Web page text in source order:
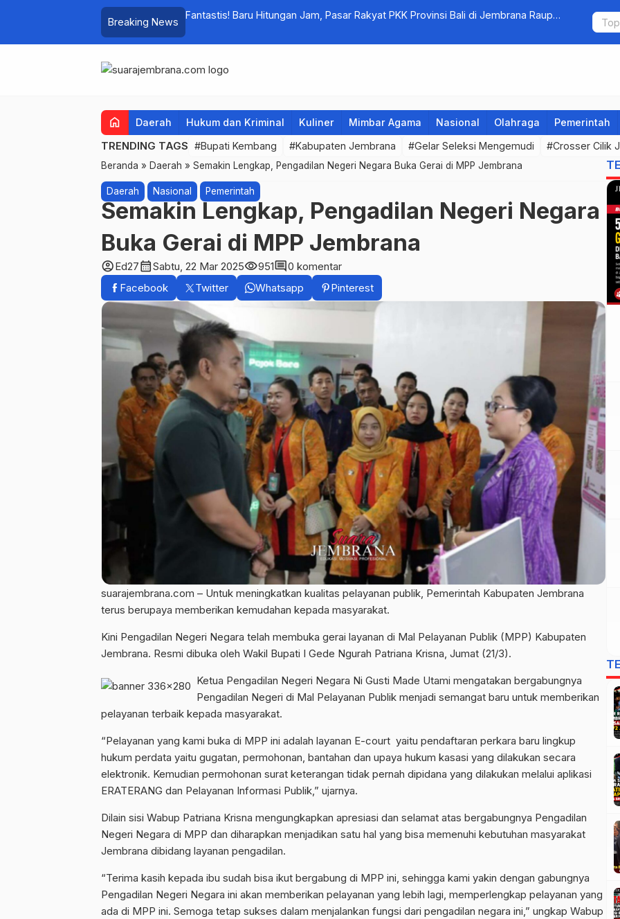
Breaking News
Fantastis! Baru Hitungan Jam, Pasar Rakyat PKK Provinsi Bali di Jembrana Raup
Bupati
untuk
home Daerah Hukum dan Kriminal Kuliner Mimbar Agama Nasional Olahraga Pemerintah
TRENDING TAGS #Bupati Kembang #Kabupaten Jembrana #Gelar Seleksi Mengemudi #Crosser Cilik
Beranda » Daerah » Semakin Lengkap, Pengadilan Negeri Negara Buka Gerai di MPP Jembrana
Daerah Nasional Pemerintah
Semakin Lengkap, Pengadilan Negeri Negara
Buka Gerai di MPP Jembrana
account_circleEd27calendar_monthSabtu, 22 Mar 2025visibility951comment0 komentar
Facebook
Twitter Whatsapp Pinterest
suarajembrana.com – Untuk meningkatkan kualitas pelayanan publik, Pemerintah Kabupaten Jembrana
terus berupaya memberikan kemudahan kepada masyarakat.
Kini Pengadilan Negeri Negara telah membuka gerai layanan di Mal Pelayanan Publik (MPP) Kabupaten
Jembrana. Resmi dibuka oleh Wakil Bupati I Gede Ngurah Patriana Krisna, Jumat (21/3).
Ketua Pengadilan Negeri Negara Ni Gusti Made Utami mengatakan bergabungnya
Pengadilan Negeri di Mal Pelayanan Publik menjadi semangat baru untuk memberikan
pelayanan terbaik kepada masyarakat.
“Pelayanan yang kami buka di MPP ini adalah layanan E-court yaitu pendaftaran perkara baru lingkup
hukum perdata yaitu gugatan, permohonan, bantahan dan upaya hukum kasasi yang dilakukan secara
elektronik. Kemudian permohonan surat keterangan tidak pernah dipidana yang dilakukan melalui aplikasi
ERATERANG dan Pelayanan Informasi Publik,” ujarnya.
Dilain sisi Wabup Patriana Krisna mengungkapkan apresiasi dan selamat atas bergabungnya Pengadilan
Negeri Negara di MPP dan diharapkan menjadikan satu hal yang bisa memenuhi kebutuhan masyarakat
Jembrana dibidang layanan pengadilan.
“Terima kasih kepada ibu sudah bisa ikut bergabung di MPP ini, sehingga kami yakin dengan gabungnya
Pengadilan Negeri Negara ini akan memberikan pelayanan yang lebih lagi, memperlengkap pelayanan yang
ada di MPP ini. Semoga tetap sukses dalam menjalankan fungsi dari pengadilan negara ini,” ungkap Wabup